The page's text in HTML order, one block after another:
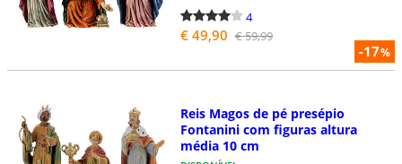
-17%
4
€ 49,90 € 59,99
Reis Magos de pé presépio
Fontanini com figuras altura
média 10 cm